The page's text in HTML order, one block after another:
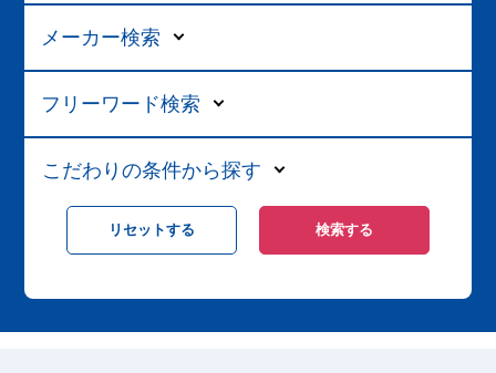
メーカー検索
フリーワード検索
こだわりの条件から探す